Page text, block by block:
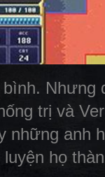
trị và
những anh
luyện họ